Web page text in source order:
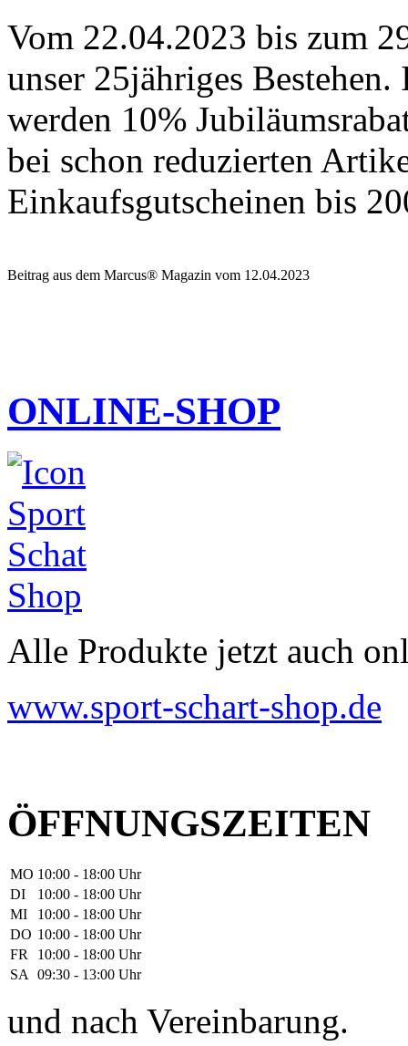
Vom 22.04.2023 bis zum
unser 25jähriges
werden 10%
bei schon reduzierten
Einkaufsgutscheinen bis
Beitrag aus dem Marcus® Magazin vom 12.04.2023
ONLINE-SHOP
Alle Produkte jetzt auch
www.sport-schart-shop.de
ÖFFNUNGSZEITEN
MO 10:00 - 18:00 Uhr
DI
10:00 - 18:00 Uhr
MI
10:00 - 18:00 Uhr
DO 10:00 - 18:00 Uhr
FR
10:00 - 18:00 Uhr
SA
09:30 - 13:00 Uhr
und nach Vereinbarung.